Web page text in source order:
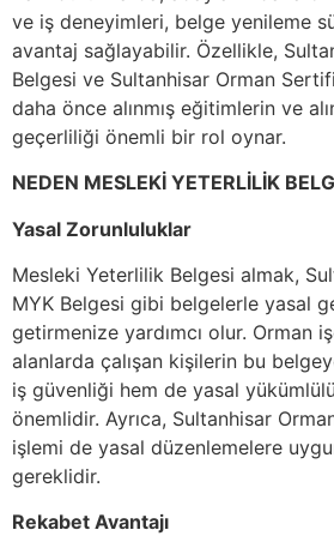
ve iş deneyimleri, belge yenileme
avantaj sağlayabilir. Özellikle,
Belgesi ve Sultanhisar Orman
daha önce alınmış eğitimlerin ve
geçerliliği önemli bir rol oynar.
NEDEN MESLEKİ YETERLİLİK
Yasal Zorunluluklar
Mesleki Yeterlilik Belgesi almak,
MYK Belgesi gibi belgelerle yasal
getirmenize yardımcı olur. Orman
alanlarda çalışan kişilerin bu
iş güvenliği hem de yasal
önemlidir. Ayrıca, Sultanhisar
işlemi de yasal düzenlemelere
gereklidir.
Rekabet Avantajı